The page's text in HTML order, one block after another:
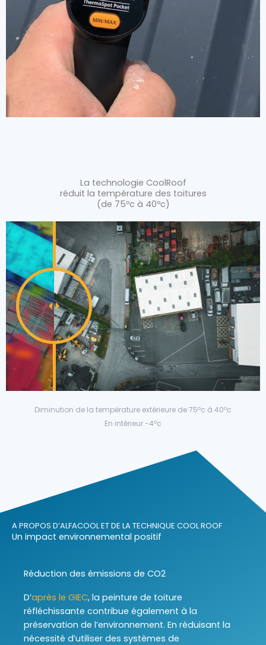
La technologie CoolRoof
réduit la température des toitures
(de 75ºc à 40ºc)
Diminution de la température extérieure de 75ºc à 40ºc
En intérieur -4ºc
A PROPOS D’ALFACOOL ET DE LA TECHNIQUE COOL ROOF
Un impact environnemental positif
Réduction des émissions de CO2
D’après le GIEC, la peinture de toiture
réfléchissante contribue également à la
préservation de l’environnement. En réduisant la
nécessité d’utiliser des systèmes de